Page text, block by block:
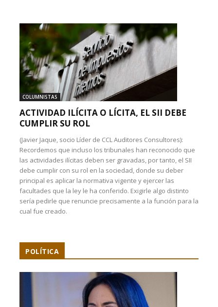
COLUMNISTAS
ACTIVIDAD ILÍCITA O LÍCITA, EL SII DEBE
CUMPLIR SU ROL
(Javier Jaque, socio Líder de CCL Auditores Consultores):
Recordemos que incluso los tribunales han reconocido que
las actividades ilícitas deben ser gravadas, por tanto, el SII
debe cumplir con su rol en la sociedad, donde su deber
principal es aplicar la normativa vigente y ejercer las
facultades que la ley le ha conferido. Exigirle algo distinto
sería pedirle que renuncie precisamente a la función para la
cual fue creado.
POLÍTICA